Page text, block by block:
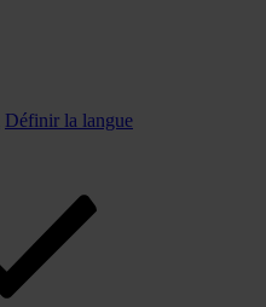
Définir la langue